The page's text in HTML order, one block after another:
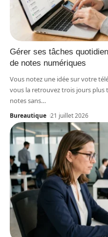
Gérer ses tâches
de notes numériques
Vous notez une idée sur votre
vous la retrouvez trois jours plus
notes sans…
Bureautique 21 juillet 2026